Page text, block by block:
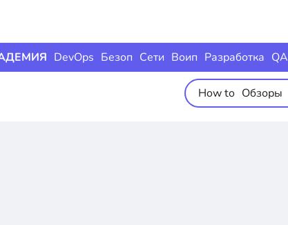
DevOps Безоп Сети Воип Разработка QA
How to Обзоры